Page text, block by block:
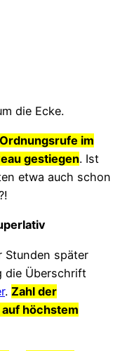
die Ecke.
im
gestiegen. Ist
etwa auch schon
Stunden später
die Überschrift
. Zahl der
höchstem